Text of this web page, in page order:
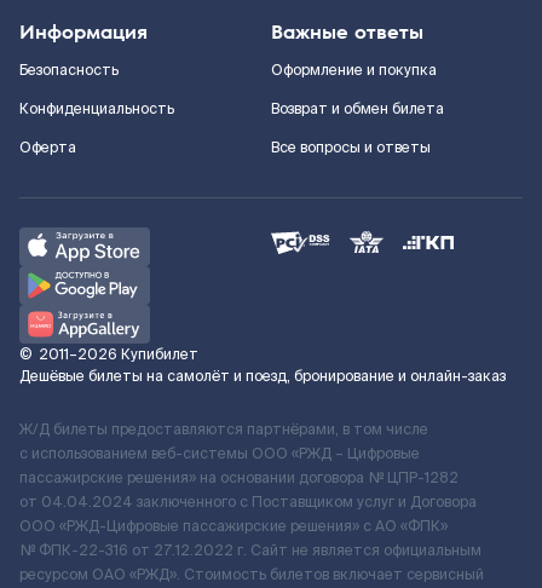
Информация
Безопасность
Конфиденциальность
Оферта
Важные ответы
Оформление и покупка
Возврат и обмен билета
Все вопросы и ответы
© 2011–2026 Купибилет
Дешёвые билеты на самолёт и поезд, бронирование и онлайн-заказ
Ж/Д билеты предоставляются партнёрами, в том числе
с использованием веб-системы ООО «РЖД – Цифровые
пассажирские решения» на основании договора № ЦПР-1282
от 04.04.2024 заключенного с Поставщиком услуг и Договора
ООО «РЖД-Цифровые пассажирские решения» c АО «ФПК»
№ ФПК-22-316 от 27.12.2022 г. Сайт не является официальным
ресурсом ОАО «РЖД». Стоимость билетов включает сервисный